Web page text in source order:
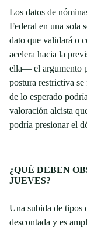
Los datos de
Federal en una sola
dato que validará o
acelera hacia la
ella— el argumento
postura restrictiva
de lo esperado
valoración alcista
podría presionar el
¿QUÉ DEBEN
JUEVES?
Una subida de tipos
descontada y es